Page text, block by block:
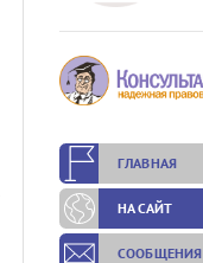
ГЛАВНАЯ
НА САЙТ
СООБЩЕНИЯ